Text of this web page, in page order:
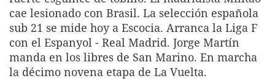
La rosa de los vientos
Gente viajera
Como el perro y el
Caso
Retornados
Equipo de
Operación Viuda
Extremadura
Galicia
La Rioja
Navarra
Virales
Televisión
Elecciones
cae lesionado con Brasil. La selección española
sub 21 se mide hoy a Escocia. Arranca la Liga F
con el Espanyol - Real Madrid. Jorge Martín
manda en los libres de San Marino. En marcha
la décimo novena etapa de La Vuelta.